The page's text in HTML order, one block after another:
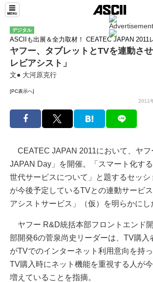
デジタル
ASCIIも出展＆全力取材！ CEATEC JAPAN 2011
ヤフー、タブレットとTVを連動さ
レビアシスト」
文● 大河原克行
[PC表示へ]
2011
CEATEC JAPAN 2011において、ヤフ
JAPAN Day」を開催。「スマート化す
世代サービスについて」と題するセッシ
が今後予定しているTVとの連動サービ
アシストサービス」（仮）を明らかにし
ヤフー R&D統括本部フロントエンド
部開発6の菅泉尚史リーダーは、TV購入
がTVでのインターネット利用意向を持っ
TV購入時にネット機能を重視する人が
増えていることを指摘。